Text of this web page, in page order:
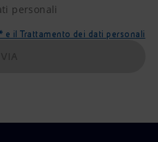
personali
il Trattamento dei dati personali